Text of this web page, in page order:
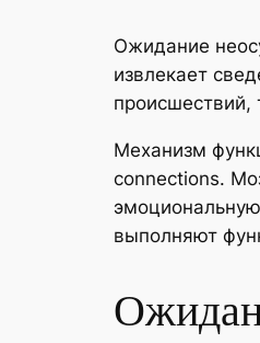
Ожидание
извлекает
происшествий,
Механизм
connections.
выполняют